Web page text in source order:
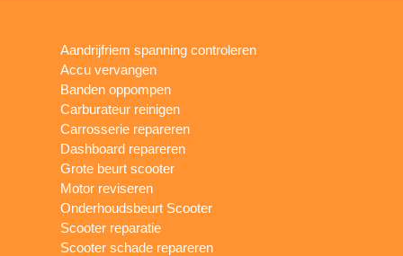
Aandrijfriem spanning controleren
Accu vervangen
Banden oppompen
Carburateur reinigen
Carrosserie repareren
Dashboard repareren
Grote beurt scooter
Motor reviseren
Onderhoudsbeurt Scooter
Scooter reparatie
Scooter schade repareren